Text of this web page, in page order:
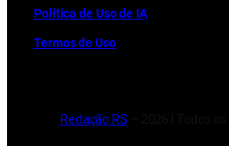
Política de Uso de IA
Termos de Uso
Redação RS